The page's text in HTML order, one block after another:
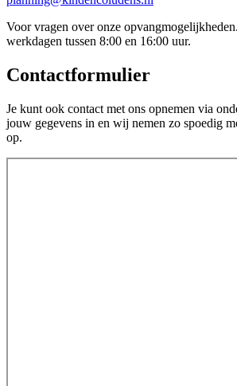
Voor vragen over onze
werkdagen tussen 8:00 en 16:00 uur.
Contactformulier
Je kunt ook contact met ons opnemen via
jouw gegevens in en wij nemen zo spoedig
op.